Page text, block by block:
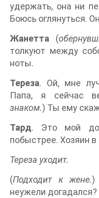
удержать, она ни
Боюсь оглянуться.
Жанетта (
толкуют между
ноты.
Тереза. Ой, мне
Папа, я сейчас
знаком.) Ты ему
Тард. Это мой
побыстрее. Хозяин в
Тереза уходит.
(Подходит к жене.)
неужели догадался?